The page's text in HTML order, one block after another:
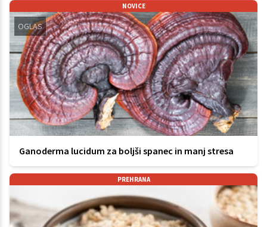
NOVICE
OGLAS
Ganoderma lucidum za boljši spanec in manj stresa
PREHRANA